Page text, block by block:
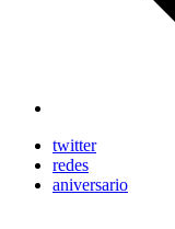
twitter
redes
aniversario